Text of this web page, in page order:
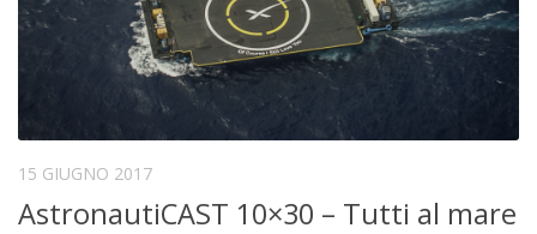
15 GIUGNO 2017
AstronautiCAST 10×30 – Tutti al mare